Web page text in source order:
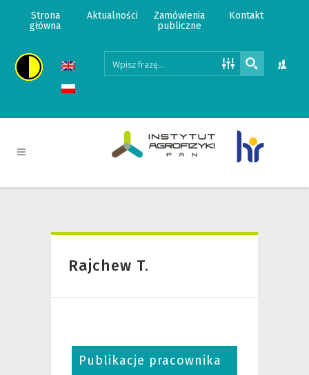
Strona
główna
Aktualności
Zamówienia
publiczne
Kontakt
Rajchew T.
Publikacje pracownika